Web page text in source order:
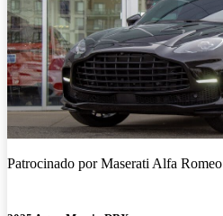
Patrocinado porMaserati Alfa